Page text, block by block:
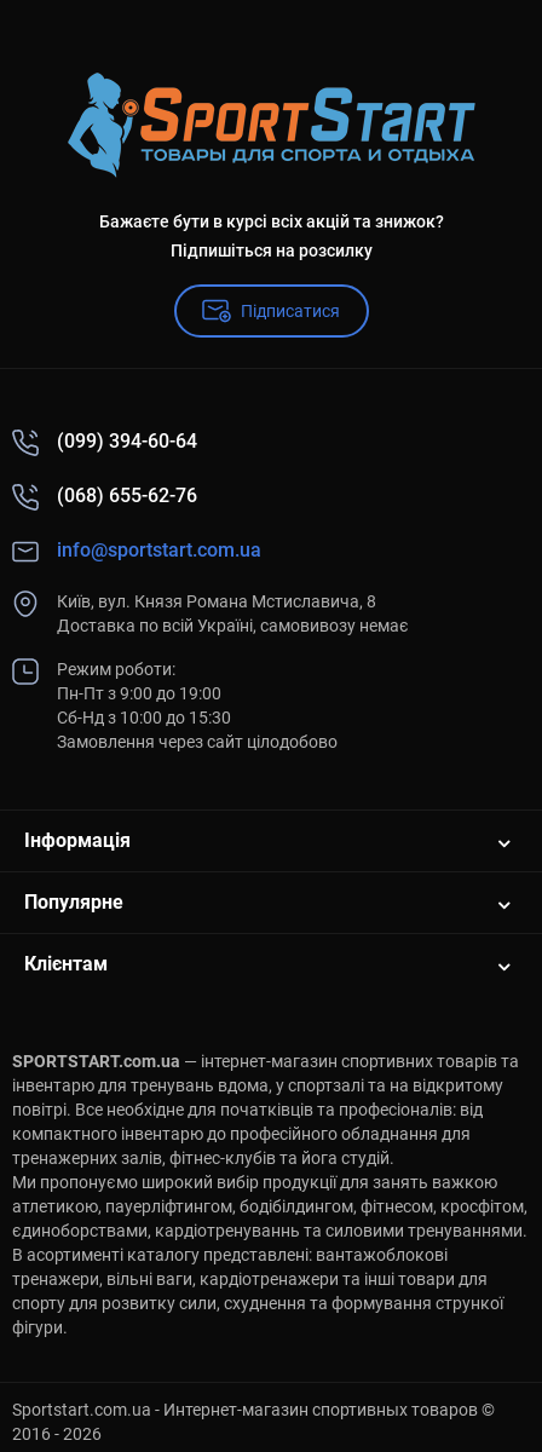
Бажаєте бути в курсі всіх акцій та знижок?
Підпишіться на розсилку
Підписатися
(099) 394-60-64
(068) 655-62-76
info@sportstart.com.ua
Київ, вул. Князя Романа Мстиславича, 8
Доставка по всій Україні, самовивозу немає
Режим роботи:
Пн-Пт з 9:00 до 19:00
Сб-Нд з 10:00 до 15:30
Замовлення через сайт цілодобово
Інформація
Популярне
Клієнтам
SPORTSTART.com.ua — інтернет-магазин спортивних товарів та
інвентарю для тренувань вдома, у спортзалі та на відкритому
повітрі. Все необхідне для початківців та професіоналів: від
компактного інвентарю до професійного обладнання для
тренажерних залів, фітнес-клубів та йога студій.
Ми пропонуємо широкий вибір продукції для занять важкою
атлетикою, пауерліфтингом, бодібілдингом, фітнесом, кросфітом,
єдиноборствами, кардіотренуваннь та силовими тренуваннями.
В асортименті каталогу представлені: вантажоблокові
тренажери, вільні ваги, кардіотренажери та інші товари для
спорту для розвитку сили, схуднення та формування стрункої
фігури.
Sportstart.com.ua - Интернет-магазин спортивных товаров ©
2016 - 2026